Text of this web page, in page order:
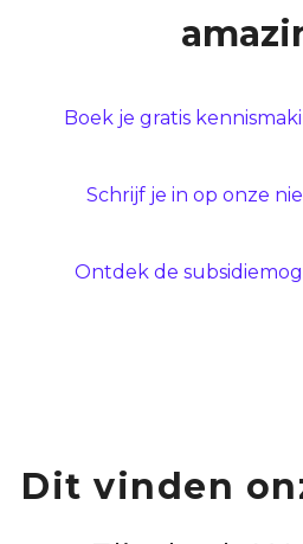
Boek je gratis
Schrijf je in op onze
Ontdek de
Dit vinden